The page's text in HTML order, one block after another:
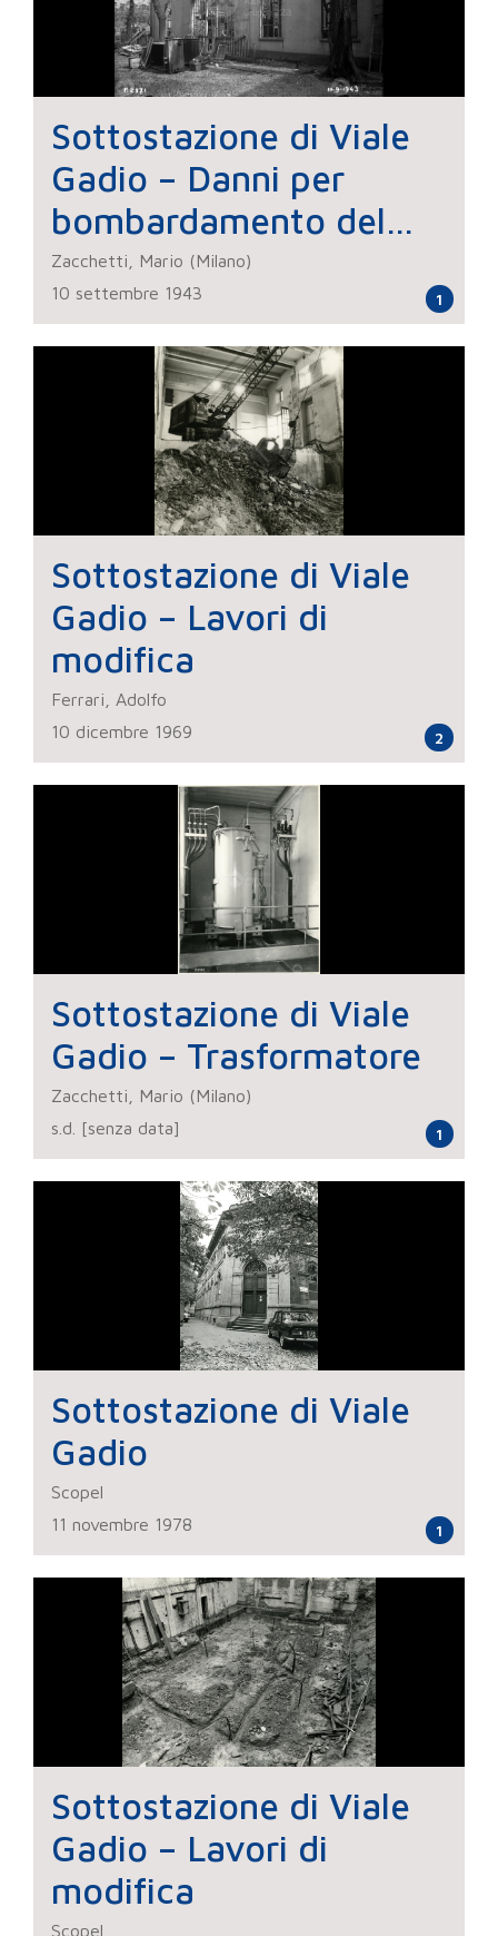
Sottostazione di Viale
Gadio – Danni per
bombardamento del
15/8/43
Zacchetti, Mario (Milano)
10 settembre 1943
1
Sottostazione di Viale
Gadio – Lavori di
modifica
Ferrari, Adolfo
10 dicembre 1969
2
Sottostazione di Viale
Gadio – Trasformatore
Zacchetti, Mario (Milano)
s.d. [senza data]
1
Sottostazione di Viale
Gadio
Scopel
11 novembre 1978
1
Sottostazione di Viale
Gadio – Lavori di
modifica
Scopel